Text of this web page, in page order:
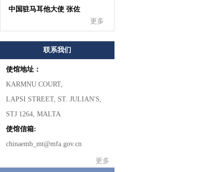
中国驻马耳他大使 张佐
更多
联系我们
使馆地址：
KARMNU COURT,
LAPSI STREET, ST. JULIAN'S,
STJ 1264, MALTA
使馆信箱:
chinaemb_mt@mfa.gov.cn
更多